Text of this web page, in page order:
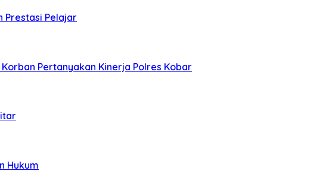
Prestasi Pelajar
Pertanyakan Kinerja Polres Kobar
Hukum